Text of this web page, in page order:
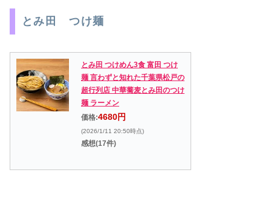
とみ田 つけ麺
とみ田 つけめん3食 富田 つけ
麺 言わずと知れた千葉県松戸の
超行列店 中華蕎麦とみ田のつけ
麺 ラーメン
価格:4680円
(2026/1/11 20:50時点)
感想(17件)